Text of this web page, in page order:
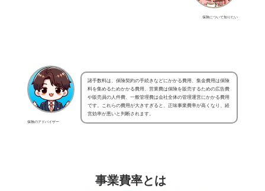
保険について知りたい
保険のアドバイザー
諸手数料は、保険契約の手続きなどにかかる費用、集金費用は保険
料を集めるためかかる費用、営業費は保険を販売するための広告費
や販売員の人件費、一般管理費は会社全体の管理運営にかかる費用
です。これらの費用が大きすぎると、正味事業費率が高くなり、経
営効率が悪いと判断されます。
事業費率とは